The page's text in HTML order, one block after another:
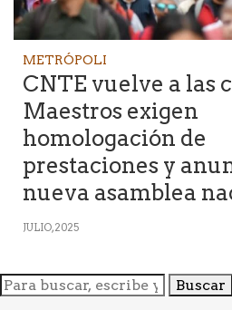
METRÓPOLI
CNTE vuelve a las
Maestros exigen
homologación de
prestaciones y
nueva asamblea
JULIO, 2025
Buscar